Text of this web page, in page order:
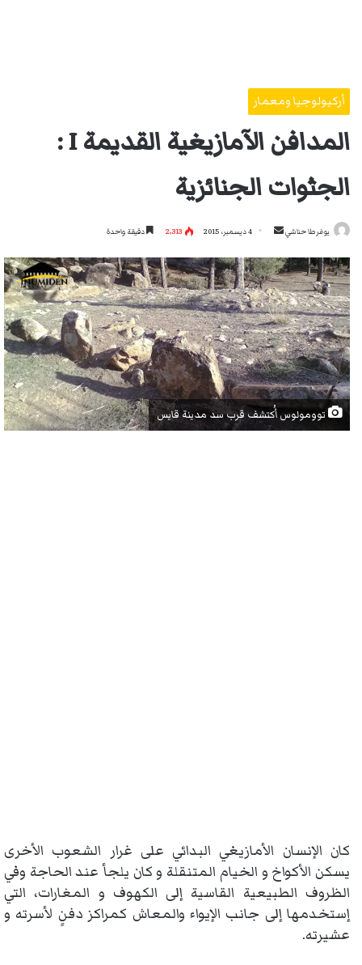
أركيولوجيا ومعمار
المدافن الآمازيغية القديمة I :
الجثوات الجنائزية
يوغرطا حناشي
أرسل
إلكترونيا
4 ديسمبر، 2015 2٬313 دقيقة واحدة
توومولوس أُكتشف قرب سد مدينة قايس
كان الإنسان الأمازيغي البدائي على غرار الشعوب الأخرى
يسكن الأكواخ و الخيام المتنقلة و كان يلجأ عند الحاجة وفي
الظروف الطبيعية القاسية إلى الكهوف و المغارات، التي
إستخدمها إلى جانب الإيواء والمعاش كمراكز دفنٍ لأسرته و
عشيرته.